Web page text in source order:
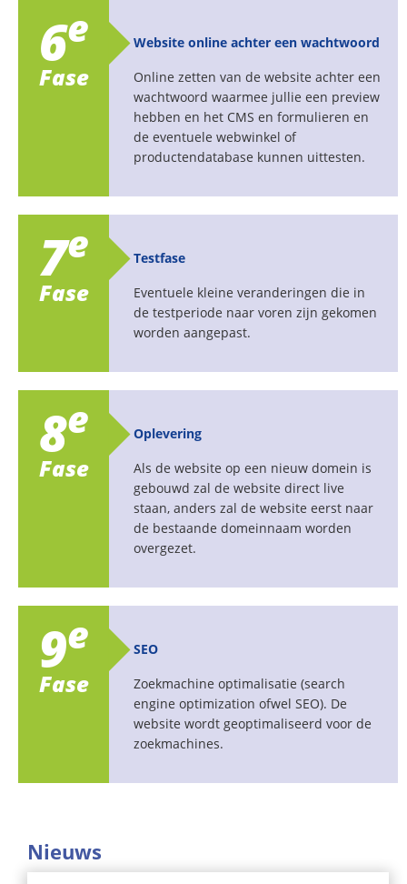
6e
Fase
Website online achter een wachtwoord
Online zetten van de website achter een
wachtwoord waarmee jullie een preview
hebben en het CMS en formulieren en
de eventuele webwinkel of
productendatabase kunnen uittesten.
7e
Fase
Testfase
Eventuele kleine veranderingen die in
de testperiode naar voren zijn gekomen
worden aangepast.
8e
Fase
Oplevering
Als de website op een nieuw domein is
gebouwd zal de website direct live
staan, anders zal de website eerst naar
de bestaande domeinnaam worden
overgezet.
9e
Fase
SEO
Zoekmachine optimalisatie (search
engine optimization ofwel SEO). De
website wordt geoptimaliseerd voor de
zoekmachines.
Nieuws